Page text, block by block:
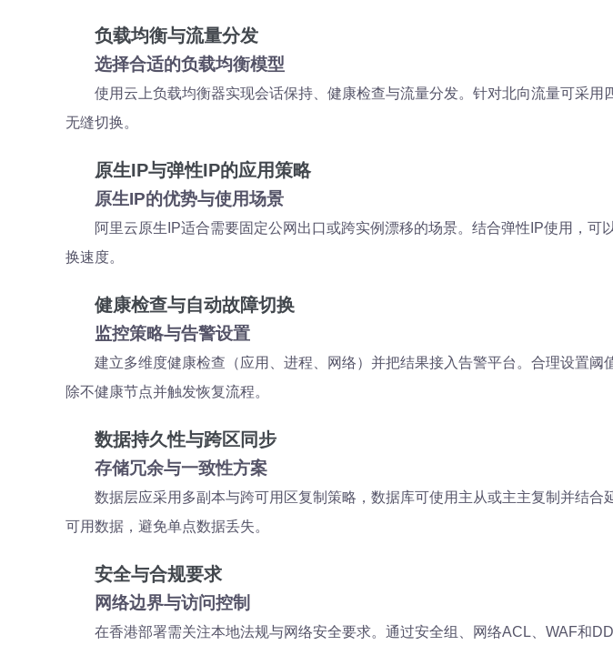
负载均衡与流量分发
选择合适的负载均衡模型
使用云上负载均衡器实现会话保持、健康检查与流量分发。针对北向流量可采
无缝切换。
原生IP与弹性IP的应用策略
原生IP的优势与使用场景
阿里云原生IP适合需要固定公网出口或跨实例漂移的场景。结合弹性IP使用，
换速度。
健康检查与自动故障切换
监控策略与告警设置
建立多维度健康检查（应用、进程、网络）并把结果接入告警平台。合理设置
除不健康节点并触发恢复流程。
数据持久性与跨区同步
存储冗余与一致性方案
数据层应采用多副本与跨可用区复制策略，数据库可使用主从或主主复制并结
可用数据，避免单点数据丢失。
安全与合规要求
网络边界与访问控制
在香港部署需关注本地法规与网络安全要求。通过安全组、网络ACL、WAF和